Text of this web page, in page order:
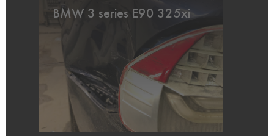
BMW 3 series E90 325xi